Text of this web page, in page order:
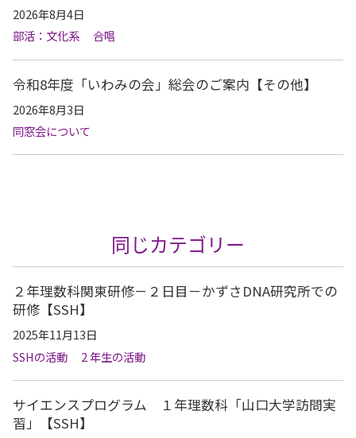
2026年8月4日
部活：文化系
合唱
令和8年度「いわみの会」総会のご案内【その他】
2026年8月3日
同窓会について
同じカテゴリー
２年理数科関東研修－２日目－かずさDNA研究所での
研修【SSH】
2025年11月13日
SSHの活動
2 年生の活動
サイエンスプログラム １年理数科「山口大学訪問実
習」【SSH】